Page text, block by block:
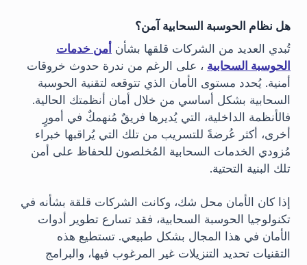
هل نظام الحوسبة السحابية آمن؟
تُبدي العديد من الشركات قلقها بشأن أمن خدمات
الحوسبة السحابية ، على الرغم من ندرة حدوث خروقات
أمنية. يُحدد مستوى الأمان الذي تتوقعه لتقنية الحوسبة
السحابية بشكل أساسي من خلال أمان أنظمتك الحالية.
فالأنظمة الداخلية، التي يُديرها فريقٌ مُنهمكٌ في أمورٍ
أخرى، أكثر عُرضةً للتسريب من تلك التي يُراقبها خبراء
مُزودي الخدمات السحابية المُخلصون للحفاظ على أمن
تلك البنية التحتية.
إذا كان الأمان محل شك، وكانت الشركات قلقة بشأنه في
تكنولوجيا الحوسبة السحابية، فقد تسارع تطوير أدوات
الأمان في هذا المجال بشكل طبيعي. تستطيع هذه
التقنيات تحديد التنزيلات غير المرغوب فيها، والبرامج